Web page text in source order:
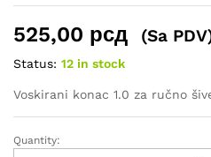
525,00 рсд (Sa
Status: 12 in stock
Voskirani konac 1.0 za ručno
Voskirani
Quantity: